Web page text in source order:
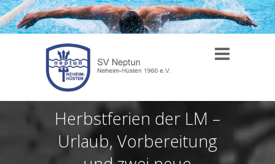
Herbstferien der LM –
Urlaub, Vorbereitung